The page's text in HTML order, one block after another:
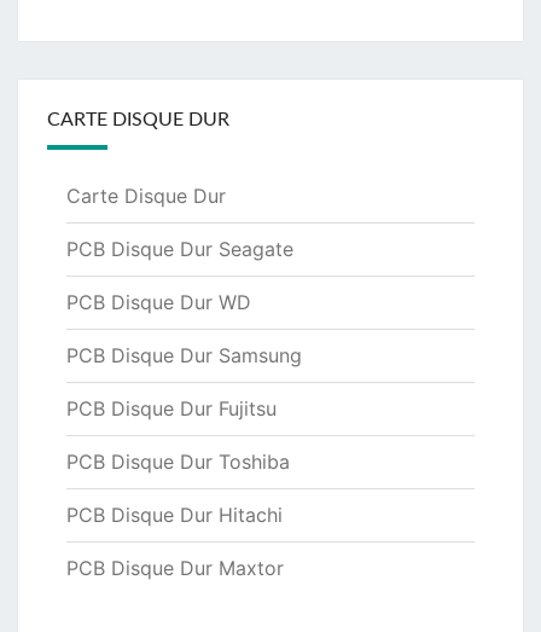
CARTE DISQUE DUR
Carte Disque Dur
PCB Disque Dur Seagate
PCB Disque Dur WD
PCB Disque Dur Samsung
PCB Disque Dur Fujitsu
PCB Disque Dur Toshiba
PCB Disque Dur Hitachi
PCB Disque Dur Maxtor